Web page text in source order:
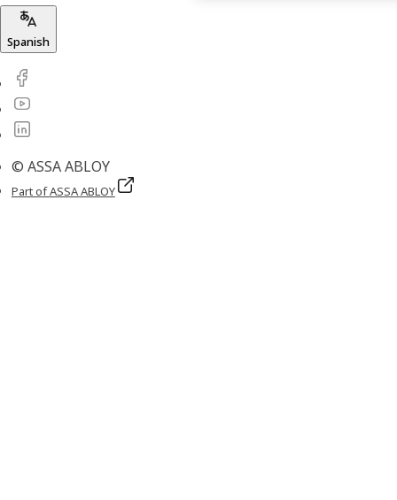
Spanish
© ASSA ABLOY
Part of ASSA ABLOY